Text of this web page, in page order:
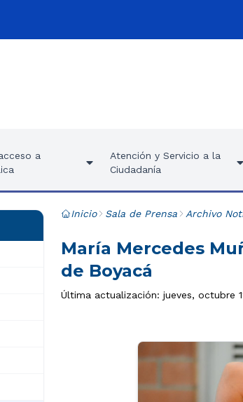
a
Atención y Servicio a la
Ciudadanía
Inicio Sala de Prensa Archivo
María Mercedes
de Boyacá
Última actualización: jueves, octubre